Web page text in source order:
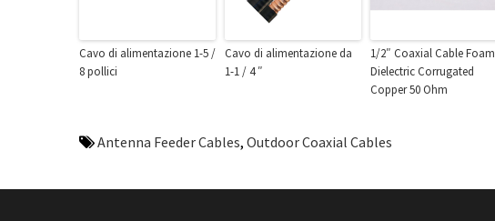
Cavo di alimentazione 1-5 /
8 pollici
Cavo di alimentazione da
1-1 / 4 ″
1/2″ Coaxial Cable Foam
Dielectric Corrugated
Copper 50 Ohm
Antenna Feeder Cables, Outdoor Coaxial Cables